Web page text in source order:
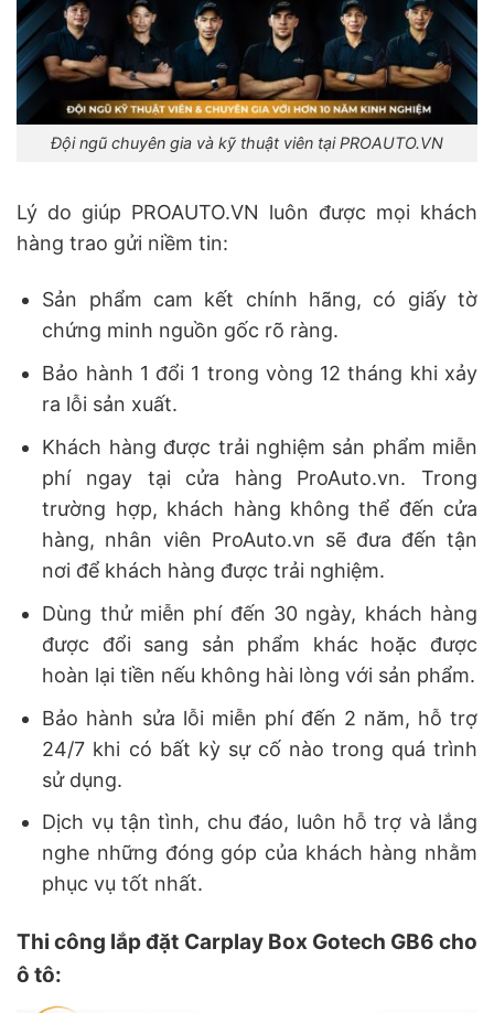
Đội ngũ chuyên gia và kỹ thuật viên tại PROAUTO.VN
Lý do giúp PROAUTO.VN luôn được mọi khách
hàng trao gửi niềm tin:
Sản phẩm cam kết chính hãng, có giấy tờ
chứng minh nguồn gốc rõ ràng.
Bảo hành 1 đổi 1 trong vòng 12 tháng khi xảy
ra lỗi sản xuất.
Khách hàng được trải nghiệm sản phẩm miễn
phí ngay tại cửa hàng ProAuto.vn. Trong
trường hợp, khách hàng không thể đến cửa
hàng, nhân viên ProAuto.vn sẽ đưa đến tận
nơi để khách hàng được trải nghiệm.
Dùng thử miễn phí đến 30 ngày, khách hàng
được đổi sang sản phẩm khác hoặc được
hoàn lại tiền nếu không hài lòng với sản phẩm.
Bảo hành sửa lỗi miễn phí đến 2 năm, hỗ trợ
24/7 khi có bất kỳ sự cố nào trong quá trình
sử dụng.
Dịch vụ tận tình, chu đáo, luôn hỗ trợ và lắng
nghe những đóng góp của khách hàng nhằm
phục vụ tốt nhất.
Thi công lắp đặt Carplay Box Gotech GB6 cho
ô tô: